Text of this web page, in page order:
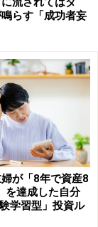
せ、時間の密度
ではなく、時間
る前に、集中
大原則です。で
法をご紹介し
らす「成功者妄
が「8年で資産8
を達成した自分
学習型」投資ル